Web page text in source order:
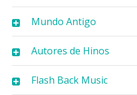
Mundo Antigo
Autores de Hinos
Flash Back Music